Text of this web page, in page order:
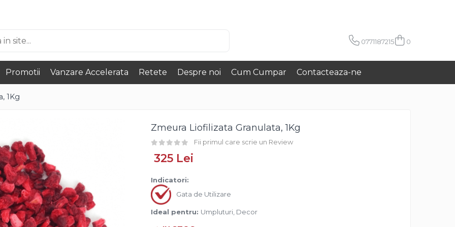
0771187215 0
Promotii Vanzare Accelerata Retete Despre noi Cum Cumpar Contacteaza-ne
1Kg
Zmeura Liofilizata Granulata, 1Kg
Fii primul care scrie un Review
325 Lei
Indicatori:
Gata de Utilizare
Ideal pentru: Umpluturi, Decor